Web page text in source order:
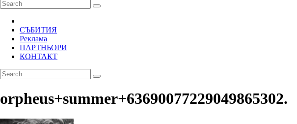
СЪБИТИЯ
Реклама
ПАРТНЬОРИ
КОНТАКТ
orpheus+summer+63690077229049865302.